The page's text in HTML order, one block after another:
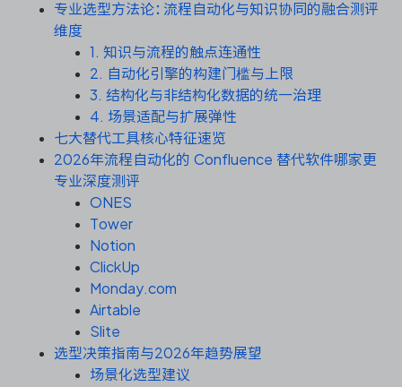
DevOps
资源和工时管理
服务台和工单管理
IPD 研发管理
ASPICE 研发管理
专业选型方法论：流程自动化与知识协同的融合测评
维度
1. 知识与流程的触点连通性
2. 自动化引擎的构建门槛与上限
3. 结构化与非结构化数据的统一治理
4. 场景适配与扩展弹性
七大替代工具核心特征速览
2026年流程自动化的 Confluence 替代软件哪家更
专业深度测评
ONES
Tower
Notion
ClickUp
Monday.com
Airtable
Slite
选型决策指南与2026年趋势展望
场景化选型建议